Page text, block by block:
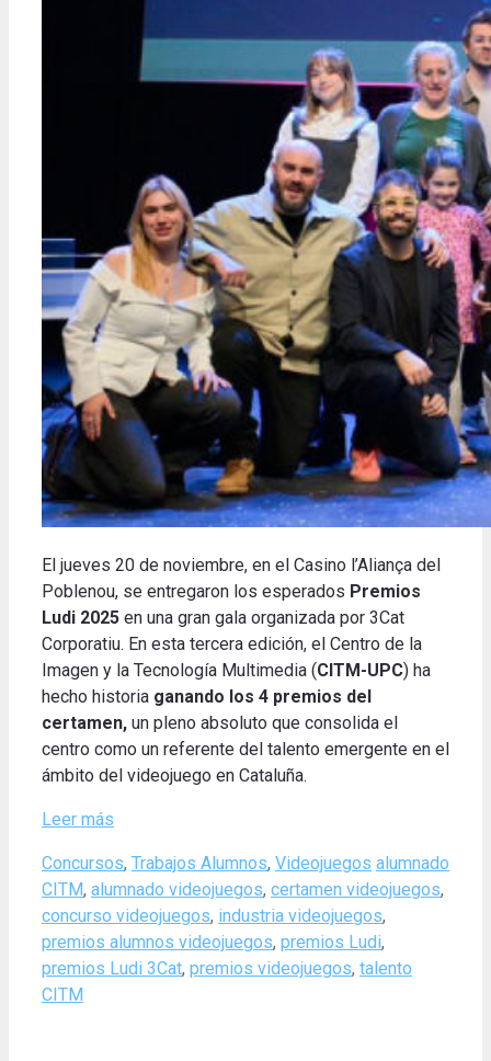
El jueves 20 de noviembre, en el Casino l’Aliança del
Poblenou, se entregaron los esperados Premios
Ludi 2025 en una gran gala organizada por 3Cat
Corporatiu. En esta tercera edición, el Centro de la
Imagen y la Tecnología Multimedia (CITM-UPC) ha
hecho historia ganando los 4 premios del
certamen, un pleno absoluto que consolida el
centro como un referente del talento emergente en el
ámbito del videojuego en Cataluña.
Leer más
Categories
Concursos, Trabajos Alumnos, Videojuegos Tags
alumnado
CITM, alumnado videojuegos, certamen videojuegos,
concurso videojuegos, industria videojuegos,
premios alumnos videojuegos, premios Ludi,
premios Ludi 3Cat, premios videojuegos, talento
CITM